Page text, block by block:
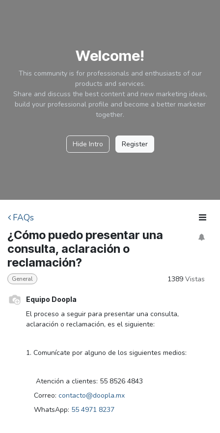
Welcome!
This community is for professionals and enthusiasts of our
products and services.
Share and discuss the best content and new marketing ideas,
build your professional profile and become a better marketer
together.
Hide Intro Register
FAQs
¿Cómo puedo presentar una
consulta, aclaración o
reclamación?
General 1389 Vistas
Equipo Doopla
El proceso a seguir para presentar una consulta,
aclaración o reclamación, es el siguiente:
1. Comunícate por alguno de los siguientes medios:
Atención a clientes: 55 8526 4843
Correo: contacto@doopla.mx
WhatsApp: 55 4971 8237